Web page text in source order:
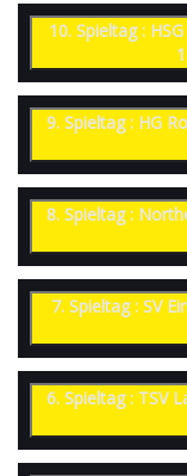
10. Spieltag :
9. Spieltag : HG
8. Spieltag :
7. Spieltag : SV
6. Spieltag : TSV